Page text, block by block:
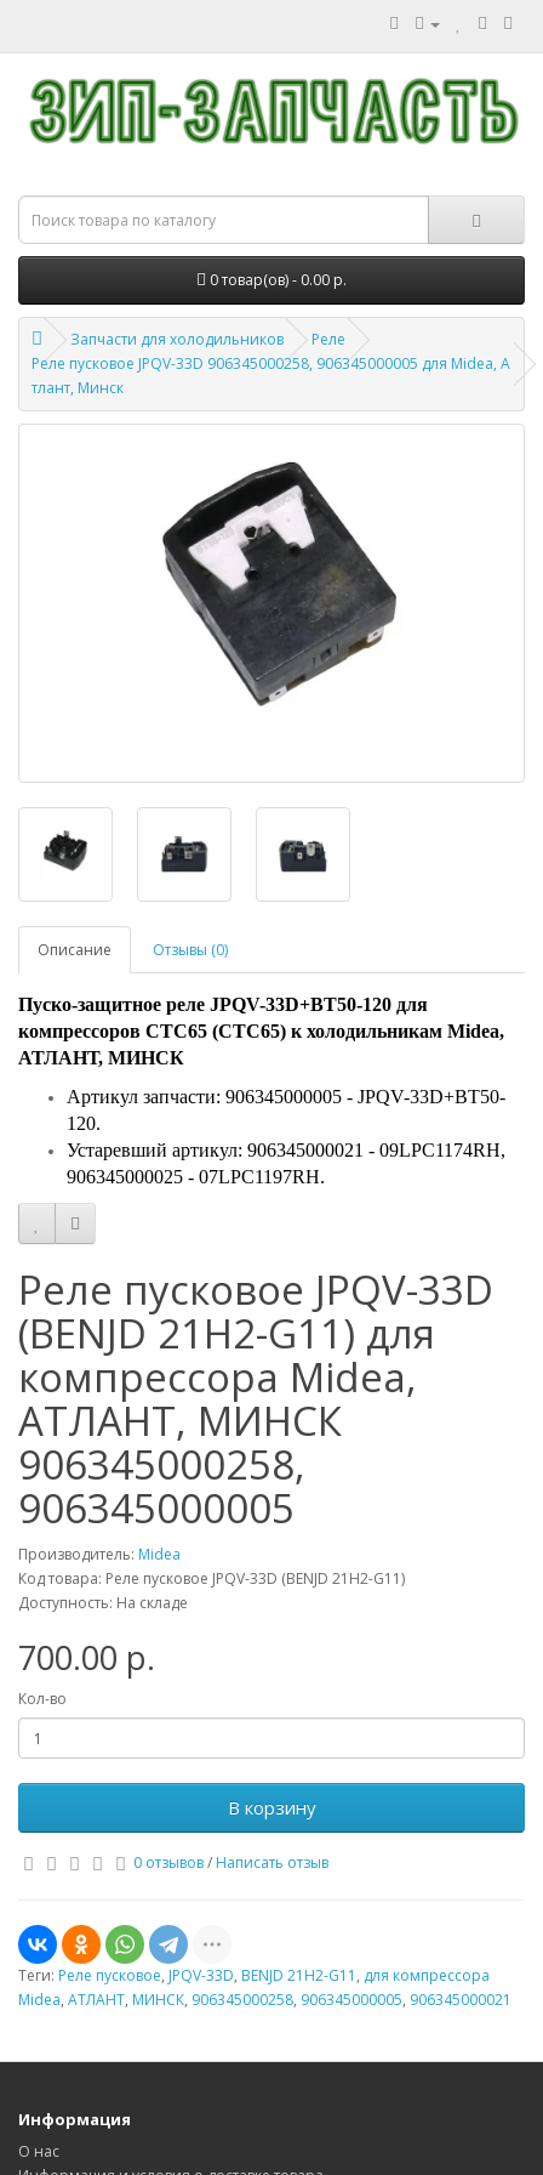
0 товар(ов) - 0.00 р.
Запчасти для холодильников
Реле
Реле пусковое JPQV-33D 906345000258, 906345000005 для Midea, А
тлант, Минск
Описание Отзывы (0)
Пуско-защитное реле JPQV-33D+BT50-120 для
компрессоров CTC65 (СТС65) к холодильникам Midea,
АТЛАНТ, МИНСК
Артикул запчасти: 906345000005​ - JPQV-33D+BT50-
120.
Устаревший артикул: 906345000021 - 09LPC1174RH,
906345000025 - 07LPC1197RH.
Реле пусковое JPQV-33D
(BENJD 21Н2-G11) для
компрессора Midea,
АТЛАНТ, МИНСК
906345000258,
906345000005
Производитель: Midea
Код товара: Реле пусковое JPQV-33D (BENJD 21Н2-G11)
Доступность: На складе
700.00 р.
Кол-во
В корзину
0 отзывов/ Написать отзыв
Теги: Реле пусковое, JPQV-33D, BENJD 21Н2-G11 , для компрессора
Midea, АТЛАНТ, МИНСК, 906345000258, 906345000005, 906345000021
Информация
О нас